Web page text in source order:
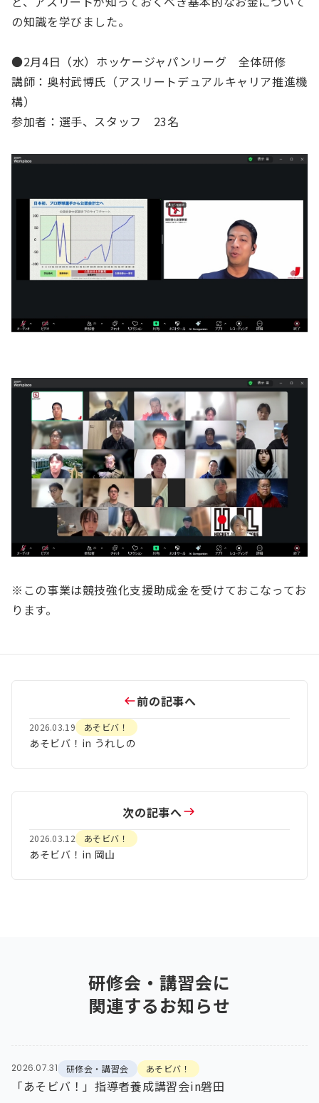
の知識を学びました。
●2月4日（水）ホッケージャパンリーグ 全体研修
講師：奥村武博氏（アスリートデュアルキャリア推進機
構）
参加者：選手、スタッフ 23名
※この事業は競技強化支援助成金を受けておこなってお
ります。
前の記事へ
2026.03.19 あそビバ！
あそビバ！in うれしの
次の記事へ
2026.03.12 あそビバ！
あそビバ！in 岡山
研修会・講習会に
関連するお知らせ
2026.07.31 研修会・講習会 あそビバ！
「あそビバ！」指導者養成講習会in磐田